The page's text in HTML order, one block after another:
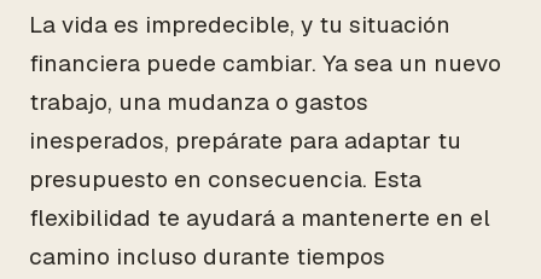
La vida es impredecible, y tu situación
financiera puede cambiar. Ya sea un nuevo
trabajo, una mudanza o gastos
inesperados, prepárate para adaptar tu
presupuesto en consecuencia. Esta
flexibilidad te ayudará a mantenerte en el
camino incluso durante tiempos